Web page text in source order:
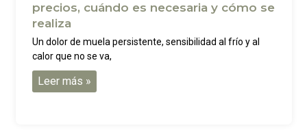
precios, cuándo es necesaria y cómo se
realiza
Un dolor de muela persistente, sensibilidad al frío y al
calor que no se va,
Leer más »